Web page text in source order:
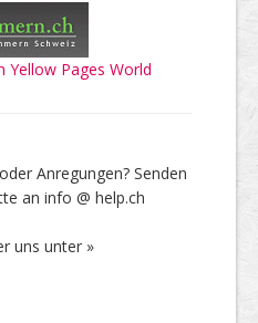
Yellow Pages World
Anregungen? Senden
an info @ help.ch
uns unter »